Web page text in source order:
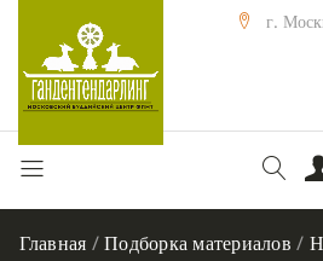
г.
Главная /Подборка материалов /